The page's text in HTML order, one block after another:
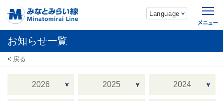
Language
お知らせ一覧
戻る
2026 2025 2024